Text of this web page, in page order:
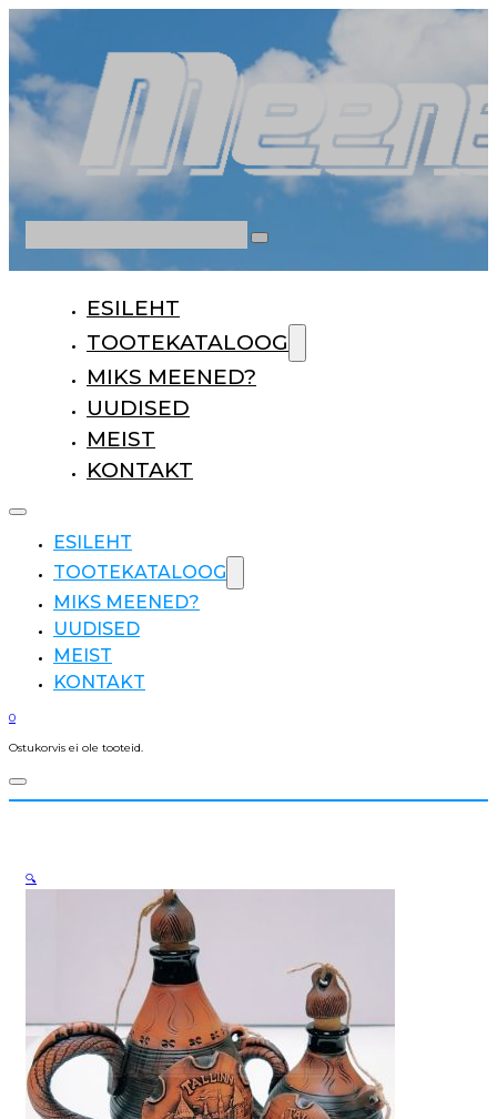
ESILEHT
TOOTEKATALOOG
MIKS MEENED?
UUDISED
MEIST
KONTAKT
ESILEHT
TOOTEKATALOOG
MIKS MEENED?
UUDISED
MEIST
KONTAKT
0
Ostukorvis ei ole tooteid.
🔍